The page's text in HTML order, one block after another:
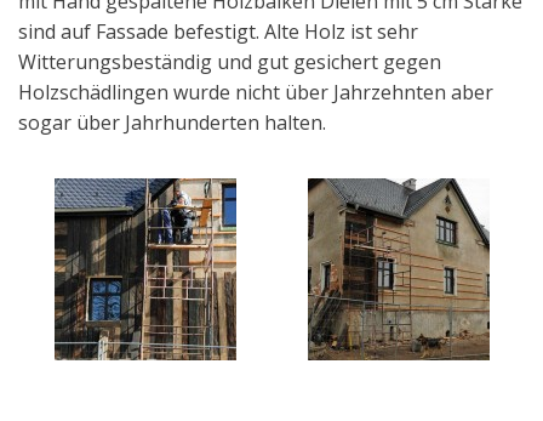
sind auf Fassade befestigt. Alte Holz ist sehr
Witterungsbeständig und gut gesichert gegen
Holzschädlingen wurde nicht über Jahrzehnten aber
sogar über Jahrhunderten halten.